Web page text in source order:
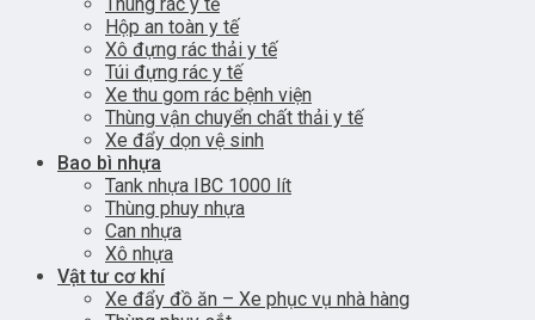
Hộp an toàn y tế
Xô đựng rác thải y tế
Túi đựng rác y tế
Xe thu gom rác bệnh viện
Thùng vận chuyển chất thải y tế
Xe đẩy dọn vệ sinh
Bao bì nhựa
Tank nhựa IBC 1000 lít
Thùng phuy nhựa
Can nhựa
Xô nhựa
Vật tư cơ khí
Xe đẩy đồ ăn – Xe phục vụ nhà hàng